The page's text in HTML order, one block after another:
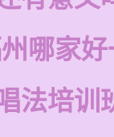
哪家
法培训